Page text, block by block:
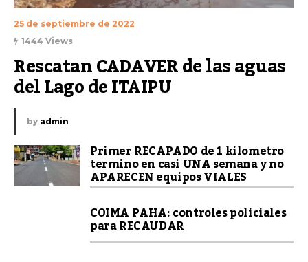
25 de septiembre de 2022
1444 Views
Rescatan CADAVER de las aguas
del Lago de ITAIPU
by admin
Primer RECAPADO de 1 kilometro
termino en casi UNA semana y no
APARECEN equipos VIALES
COIMA PAHA: controles policiales
para RECAUDAR